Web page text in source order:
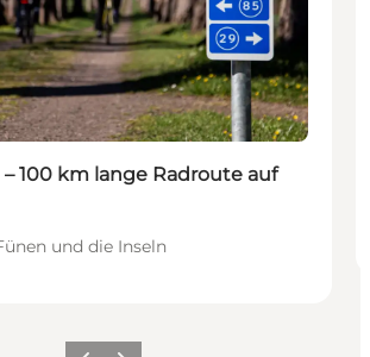
100 km lange Radroute auf
und die Inseln